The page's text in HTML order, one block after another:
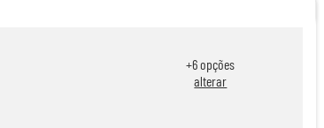
+6opções
alterar